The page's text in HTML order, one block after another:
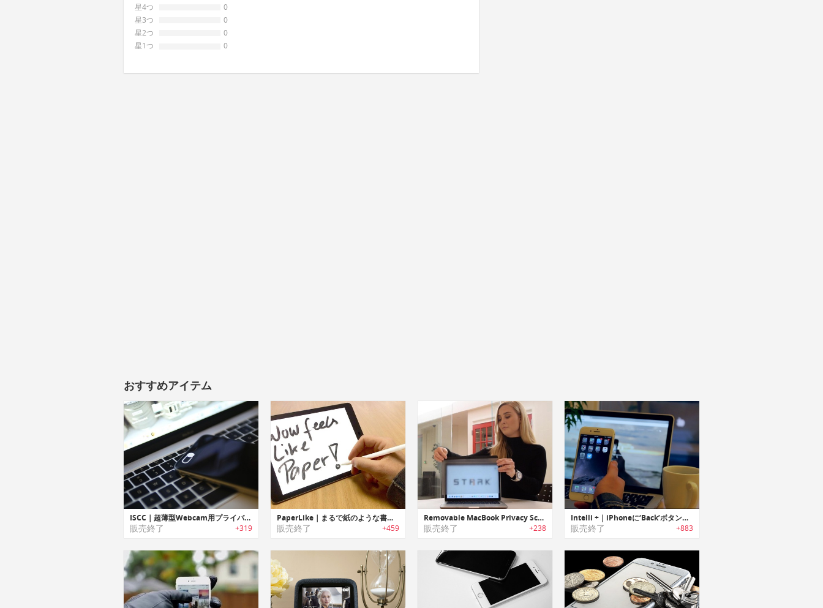
星4つ
0
星3つ
0
星2つ
0
星1つ
0
おすすめアイテム
ISCC｜超薄型Webcam用プライバシーカバー「インテリジェントセキュリティカメラカバー」
販売終了 +319
PaperLike｜まるで紙のような書き心地のiPad Pro用スクリーンプロテクター「ペーパーライク」
販売終了 +459
Removable MacBook Privacy Screen ｜取り外し可能なMacBookシリーズ用プライバシースクリーン
販売終了 +238
Intelli +｜iPhoneに‘Back’ボタンを追加するスマートスクリーンプロテクター「インテリ」
販売終了 +883